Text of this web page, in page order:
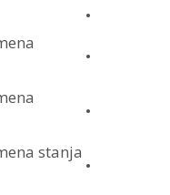
•
•
•
stanja
•